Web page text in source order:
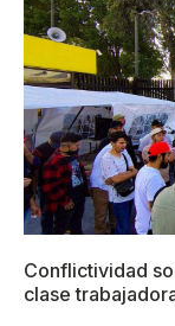
Conflictividad
clase